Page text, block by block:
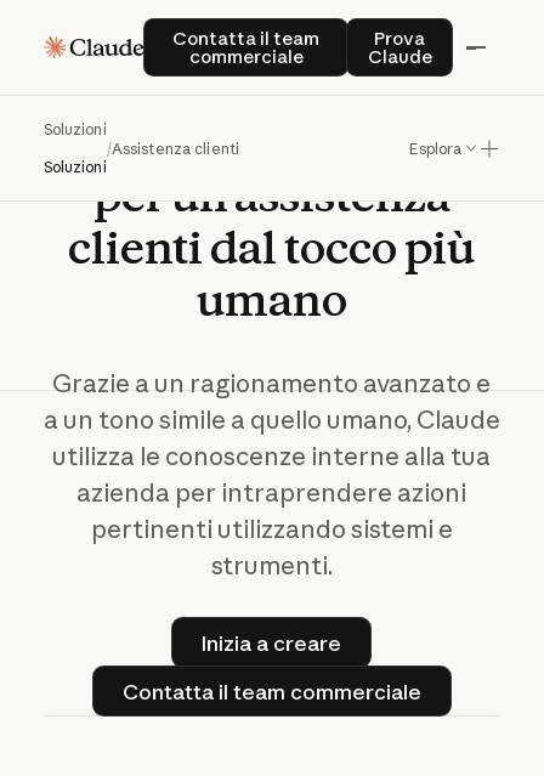
Contatta il team
commerciale
Contatta il team commerciale
Prova
Claude
Prova Claude
Soluzioni
Soluzioni
/Assistenza clienti Esplora
Creacon
agenti
perun'assistenza
clientidaltoccopiù
umano
Grazie a un ragionamento avanzato e
a un tono simile a quello umano, Claude
utilizza le conoscenze interne alla tua
azienda per intraprendere azioni
pertinenti utilizzando sistemi e
strumenti.
Inizia a creare
Inizia a creare
Contatta il team commerciale
Contatta il team